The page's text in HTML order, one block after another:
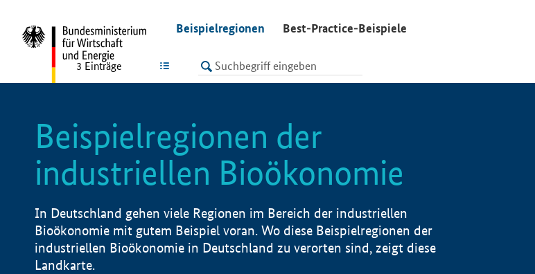
Beispielregionen Best-Practice-Beispiele
LISTE
3 Einträge
Beispielregionen der
industriellen Bioökonomie
In Deutschland gehen viele Regionen im Bereich der industriellen
Bioökonomie mit gutem Beispiel voran. Wo diese Beispielregionen der
industriellen Bioökonomie in Deutschland zu verorten sind, zeigt diese
Landkarte.